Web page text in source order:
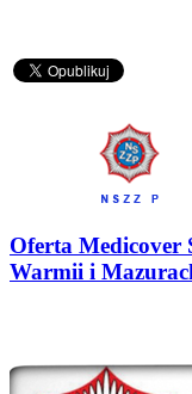
Oferta
Warmii i